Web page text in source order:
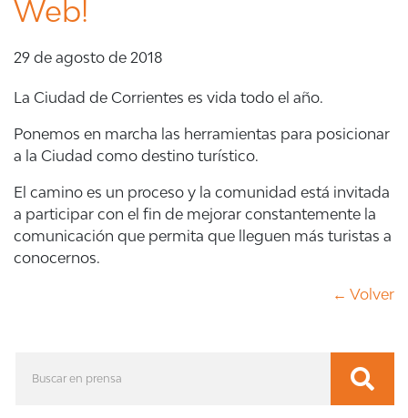
Web!
29 de agosto de 2018
La Ciudad de Corrientes es vida todo el año.
Ponemos en marcha las herramientas para posicionar
a la Ciudad como destino turístico.
El camino es un proceso y la comunidad está invitada
a participar con el fin de mejorar constantemente la
comunicación que permita que lleguen más turistas a
conocernos.
← Volver